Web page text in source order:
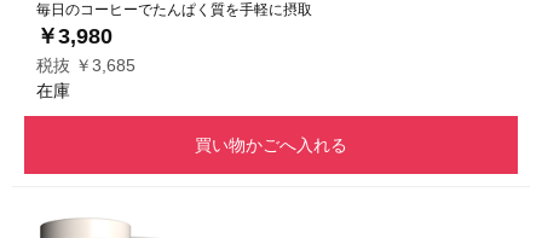
毎日のコーヒーでたんぱく質を手軽に摂取
￥3,980
税抜 ￥3,685
在庫
買い物かごへ入れる